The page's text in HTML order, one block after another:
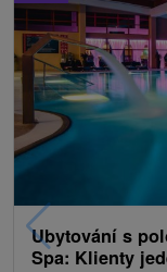
Ubytování s
Spa: Klienty